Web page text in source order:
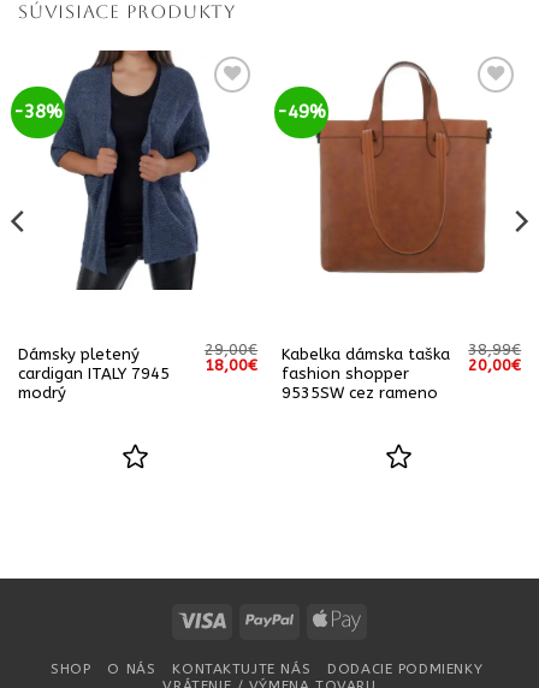
SÚVISIACE PRODUKTY
-38%
Dámsky pletený
cardigan ITALY 7945
modrý
29,00€
Pôvodná
18,00€Aktuálna
cena
-49%
Kabelka dámska taška
fashion shopper
9535SW cez rameno
38,99€
Pôvodná
20,00€
Visa PayPal
Apple
SHOP O NÁS KONTAKTUJTE NÁS
DODACIE PODMIENKY